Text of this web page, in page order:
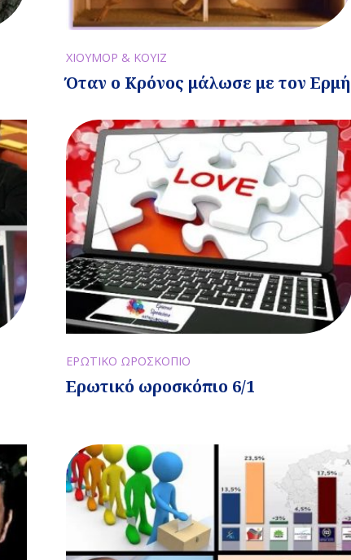
ΧΙΟΥΜΟΡ & ΚΟΥΙΖ
Όταν ο Κρόνος μάλωσε με τον Ερμή
ΕΡΩΤΙΚΟ ΩΡΟΣΚΟΠΙΟ
Ερωτικό ωροσκόπιο 6/1